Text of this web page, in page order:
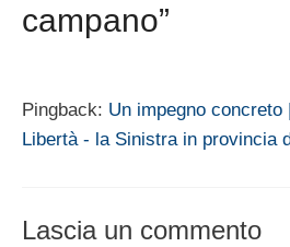
campano”
Pingback: Un impegno
Libertà - la Sinistra in provincia
Lascia un commento